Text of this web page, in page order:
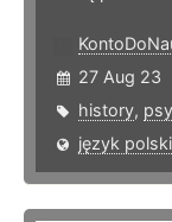
27 Aug 23
history,
język